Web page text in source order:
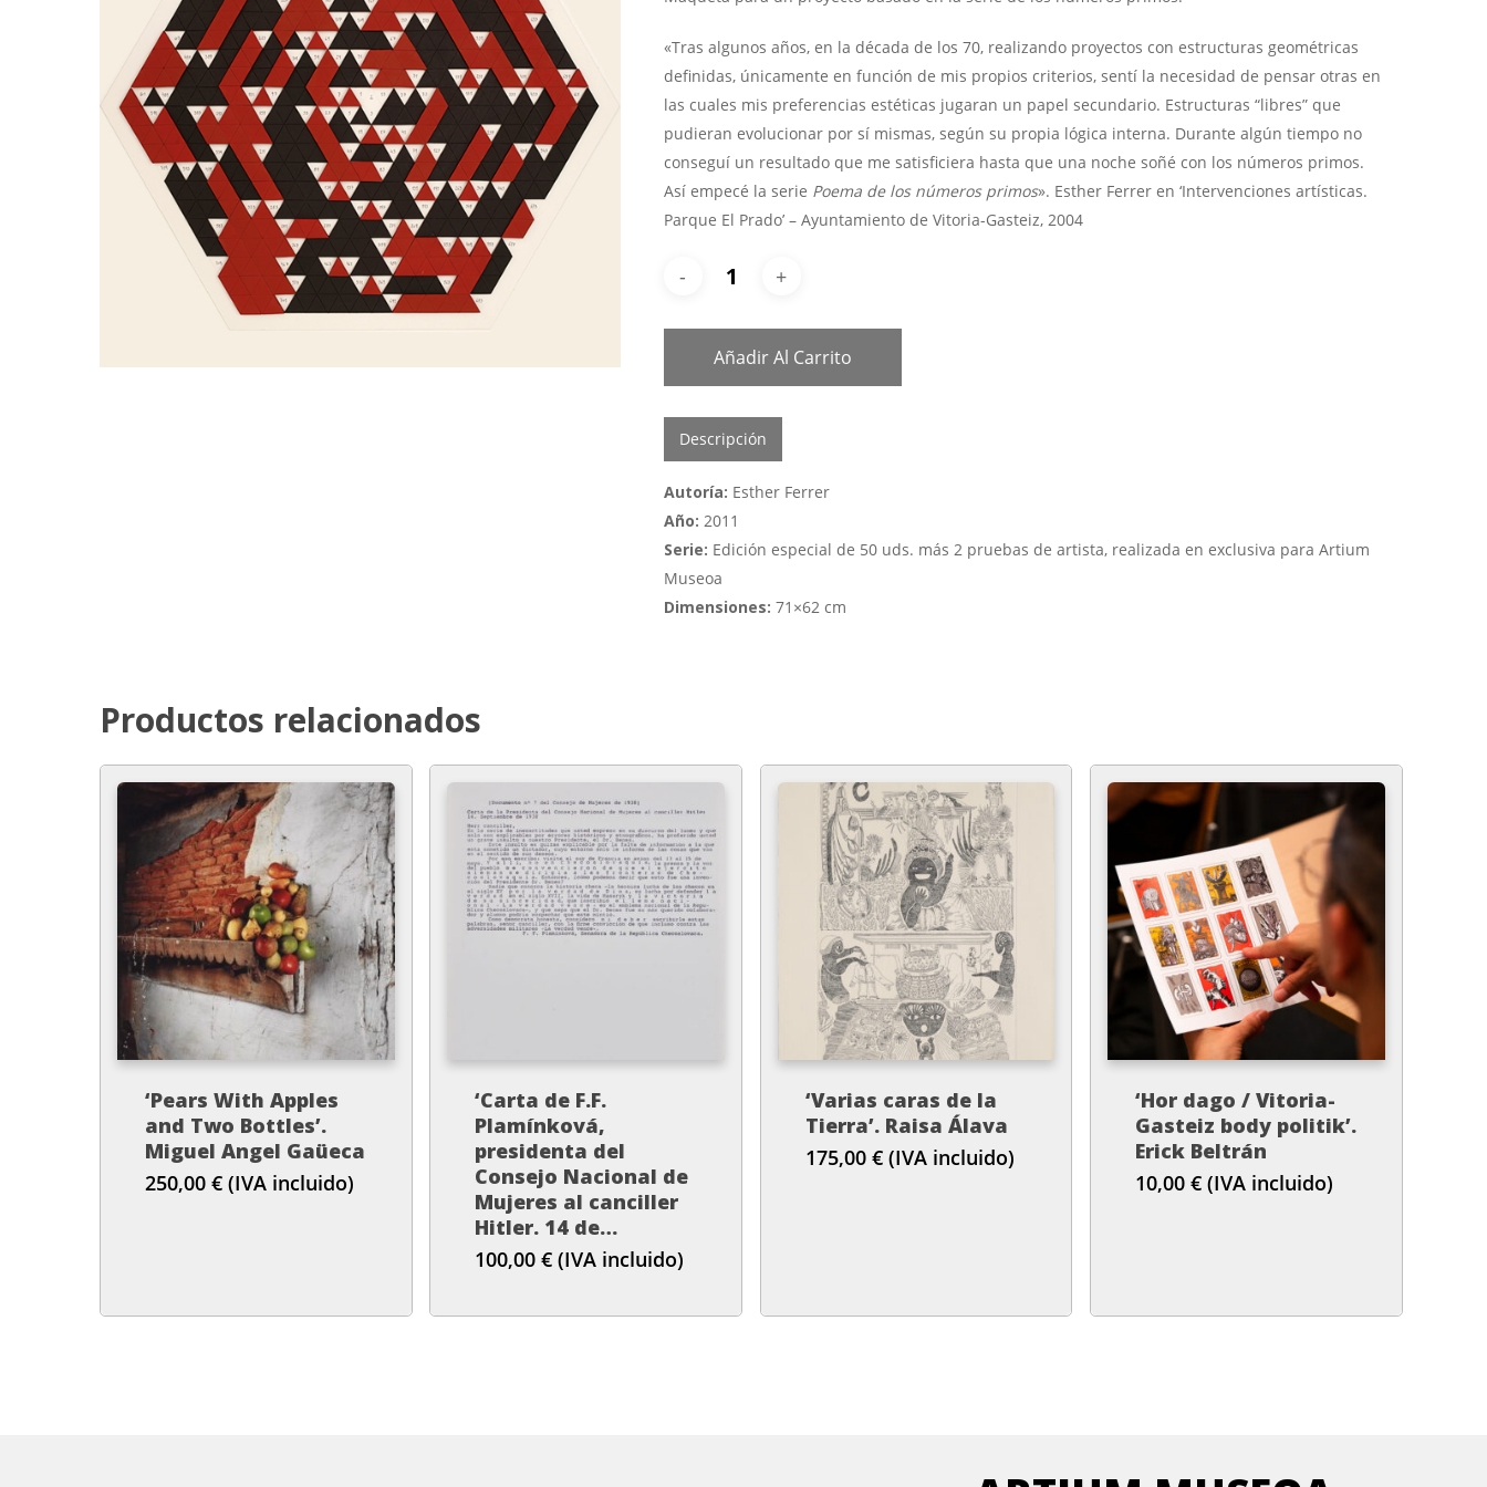
«Tras algunos años, en la década de los 70, realizando proyectos con estructuras geométricas
definidas, únicamente en función de mis propios criterios, sentí la necesidad de pensar otras en
las cuales mis preferencias estéticas jugaran un papel secundario. Estructuras “libres” que
pudieran evolucionar por sí mismas, según su propia lógica interna. Durante algún tiempo no
conseguí un resultado que me satisficiera hasta que una noche soñé con los números primos.
Así empecé la serie Poema de los números primos». Esther Ferrer en ‘Intervenciones artísticas.
Parque El Prado’ – Ayuntamiento de Vitoria-Gasteiz, 2004
Añadir Al Carrito
Descripción
Autoría: Esther Ferrer
Año: 2011
Serie: Edición especial de 50 uds. más 2 pruebas de artista, realizada en exclusiva para Artium
Museoa
Dimensiones: 71×62 cm
Productos relacionados
‘Pears With Apples
and Two Bottles’.
Miguel Angel Gaüeca
250,00 € (IVA incluido)
‘Carta de F.F.
Plamínková,
presidenta del
Consejo Nacional de
Mujeres al canciller
Hitler. 14 de
septiembre de 1938’.
Gema Intxausti (ES)
100,00€ (IVA incluido)
‘Varias caras de la
Tierra’. Raisa Álava
175,00 € (IVA incluido)
‘Hor dago / Vitoria-
Gasteiz body politik’.
Erick Beltrán
10,00 € (IVA incluido)